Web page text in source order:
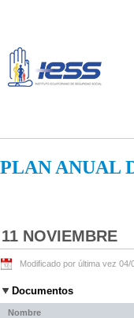
PLAN ANUAL
11 NOVIEMBRE
Modificado por última vez 04/
Documentos
Nombre